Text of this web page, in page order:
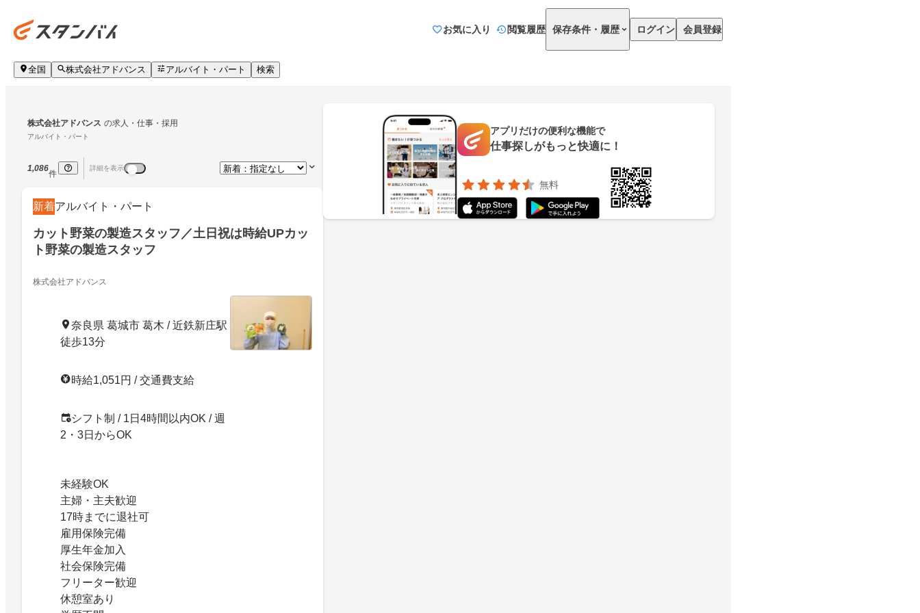
お気に入り 閲覧履歴 保存条件・履歴 ログイン 会員登録
全国 株式会社アドバンス アルバイト・パート 検索
株式会社アドバンス の求人・仕事・採用
アルバイト・パート
1,086
件
詳細を表示
新着アルバイト・パート
カット野菜の製造スタッフ／土日祝は時給UPカッ
ト野菜の製造スタッフ
株式会社アドバンス
奈良県 葛城市 葛木 / 近鉄新庄駅
徒歩13分
時給1,051円 / 交通費支給
シフト制 / 1日4時間以内OK / 週
2・3日からOK
未経験OK
主婦・主夫歓迎
17時までに退社可
雇用保険完備
厚生年金加入
社会保険完備
フリーター歓迎
休憩室あり
アプリだけの便利な機能で
仕事探しがもっと快適に！
無料